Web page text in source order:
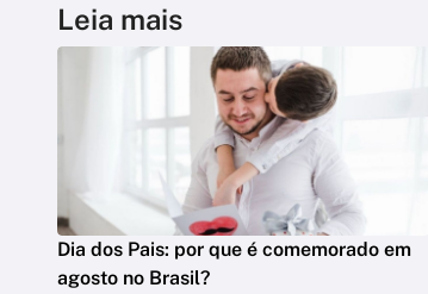
Leia mais
Dia dos Pais: por que é comemorado em
agosto no Brasil?